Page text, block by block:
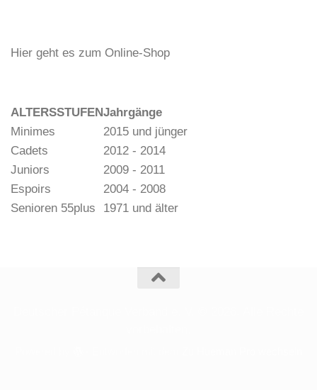
Hier geht es zum Online-Shop
ALTERSSTUFENJahrgänge
Minimes
2015 und jünger
Cadets
2012 - 2014
Juniors
2009 - 2011
Espoirs
2004 - 2008
Senioren 55plus
1971 und älter